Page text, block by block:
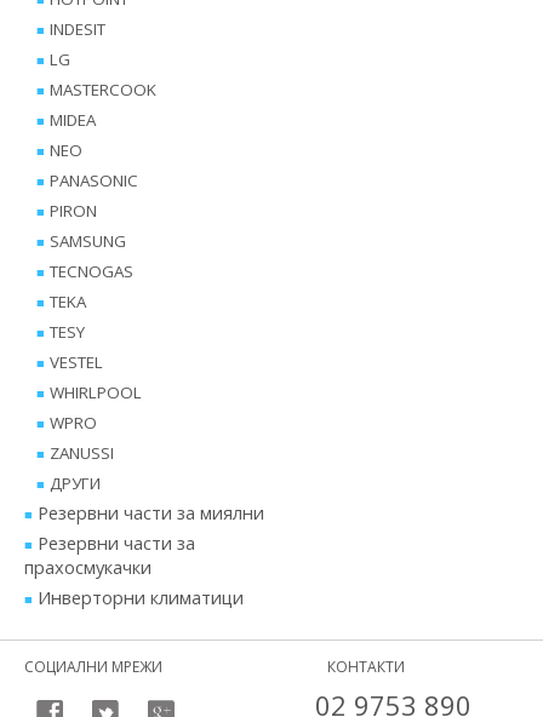
INDESIT
LG
MASTERCOOK
MIDEA
NEO
PANASONIC
PIRON
SAMSUNG
TECNOGAS
TEKA
TESY
VESTEL
WHIRLPOOL
WPRO
ZANUSSI
ДРУГИ
Резервни части за миялни
Резервни части за
прахосмукачки
Инверторни климатици
СОЦИАЛНИ МРЕЖИ КОНТАКТИ
02 9753 890